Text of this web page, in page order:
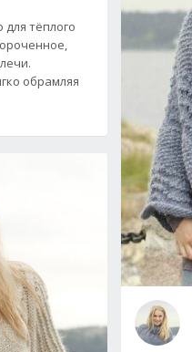
тёплого
обрамляя